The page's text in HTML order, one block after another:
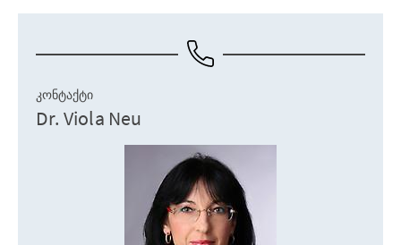
ᲙᲝᲜᲢᲐᲥᲢᲘ
Dr. Viola Neu